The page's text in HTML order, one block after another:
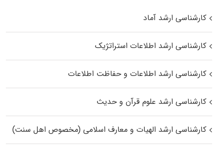
کارشناسی ارشد آماد
کارشناسی ارشد اطلاعات استراتژیک
کارشناسی ارشد اطلاعات و حفاظت اطلاعات
کارشناسی ارشد علوم قرآن و حدیث
کارشناسی ارشد الهیات و معارف اسلامی (مخصوص اهل سنت)